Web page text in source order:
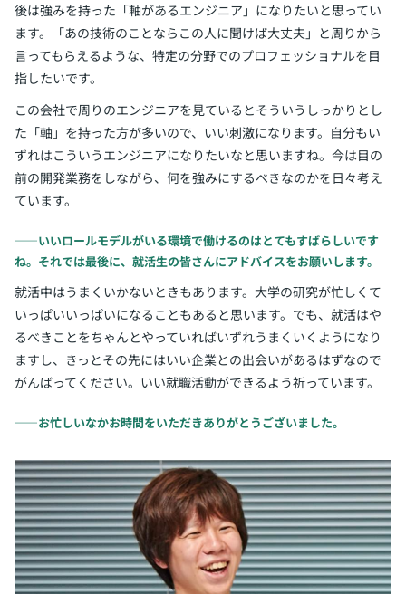
後は強みを持った「軸があるエンジニア」になりたいと思ってい
ます。「あの技術のことならこの人に聞けば大丈夫」と周りから
言ってもらえるような、特定の分野でのプロフェッショナルを目
指したいです。
この会社で周りのエンジニアを見ているとそういうしっかりとし
た「軸」を持った方が多いので、いい刺激になります。自分もい
ずれはこういうエンジニアになりたいなと思いますね。今は目の
前の開発業務をしながら、何を強みにするべきなのかを日々考え
ています。
――いいロールモデルがいる環境で働けるのはとてもすばらしいです
ね。それでは最後に、就活生の皆さんにアドバイスをお願いします。
就活中はうまくいかないときもあります。大学の研究が忙しくて
いっぱいいっぱいになることもあると思います。でも、就活はや
るべきことをちゃんとやっていればいずれうまくいくようになり
ますし、きっとその先にはいい企業との出会いがあるはずなので
がんばってください。いい就職活動ができるよう祈っています。
――お忙しいなかお時間をいただきありがとうございました。